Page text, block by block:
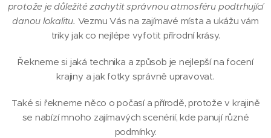
protože je důležité zachytit správnou atmosféru podtrhující
danou lokalitu. Vezmu Vás na zajímavé místa a ukážu vám
triky jak co nejlépe vyfotit přírodní krásy.
Řekneme si jaká technika a způsob je nejlepší na focení
krajiny a jak fotky správně upravovat.
Také si řekneme něco o počasí a přírodě, protože v krajině
se nabízí mnoho zajímavých scenérií, kde panují různé
podmínky.